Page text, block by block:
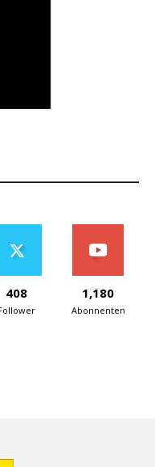
408 1,180
Abonnenten